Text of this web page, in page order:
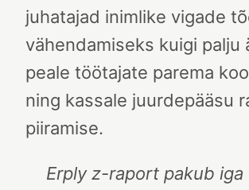
juhatajad inimlike vigade
vähendamiseks kuigi palju
peale töötajate parema
ning kassale juurdepääsu
piiramise.
Erply z-raport pakub iga